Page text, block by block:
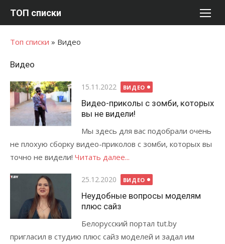
ТОП списки
Топ списки » Видео
Видео
Опубликовано
15.11.2022 ВИДЕО
Видео-приколы с зомби, которых
вы не видели!
Мы здесь для вас подобрали очень
не плохую сборку видео-приколов с зомби, которых вы
точно не видели! Читать далее...
Опубликовано
25.12.2020 ВИДЕО
Неудобные вопросы моделям
плюс сайз
Белорусский портал tut.by
пригласил в студию плюс сайз моделей и задал им